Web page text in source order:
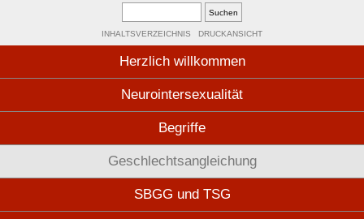
INHALTSVERZEICHNIS DRUCKANSICHT
Herzlich willkommen
Neurointersexualität
Begriffe
Geschlechtsangleichung
SBGG und TSG